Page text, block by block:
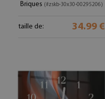
Briques (#zskb-30x30-00295206)
taille de: 34.99 €